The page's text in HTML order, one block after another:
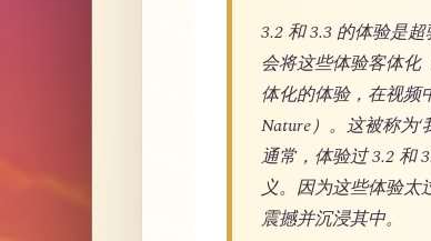
3.2 和 3.3 的体验是
会将这些体验客体化
体化的体验，在视频
Nature）。这被称为
通常，体验过 3.2 和
义。因为这些体验太
震撼并沉浸其中。